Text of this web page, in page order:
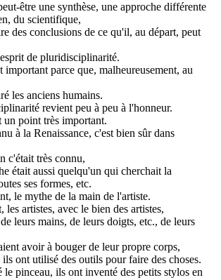
être une synthèse, une approche différente
du scientifique,
des conclusions de ce qu'il, au départ, peut
de pluridisciplinarité.
important parce que, malheureusement, au
les anciens humains.
revient peu à peu à l'honneur.
un point très important.
à la Renaissance, c'est bien sûr dans
c'était très connu,
était aussi quelqu'un qui cherchait la
ses formes, etc.
le mythe de la main de l'artiste.
les artistes, avec le bien des artistes,
leurs mains, de leurs doigts, etc., de leurs
avoir à bouger de leur propre corps,
ont utilisé des outils pour faire des choses.
le pinceau, ils ont inventé des petits stylos en